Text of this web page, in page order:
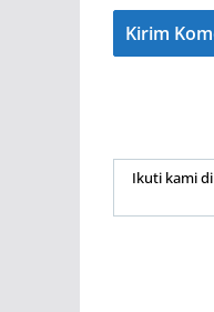
Ikuti kami di